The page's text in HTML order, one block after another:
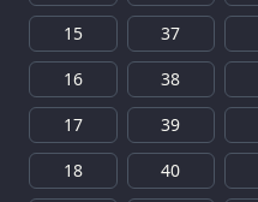
15
16
17
18
37
38
39
40